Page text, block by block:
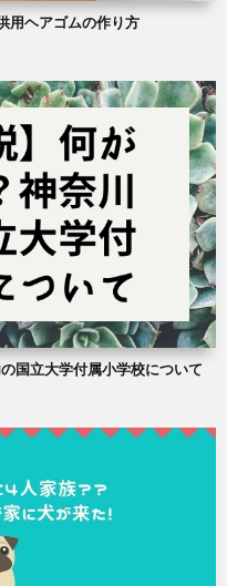
用ヘアゴムの作り方
国立大学付属小学校について